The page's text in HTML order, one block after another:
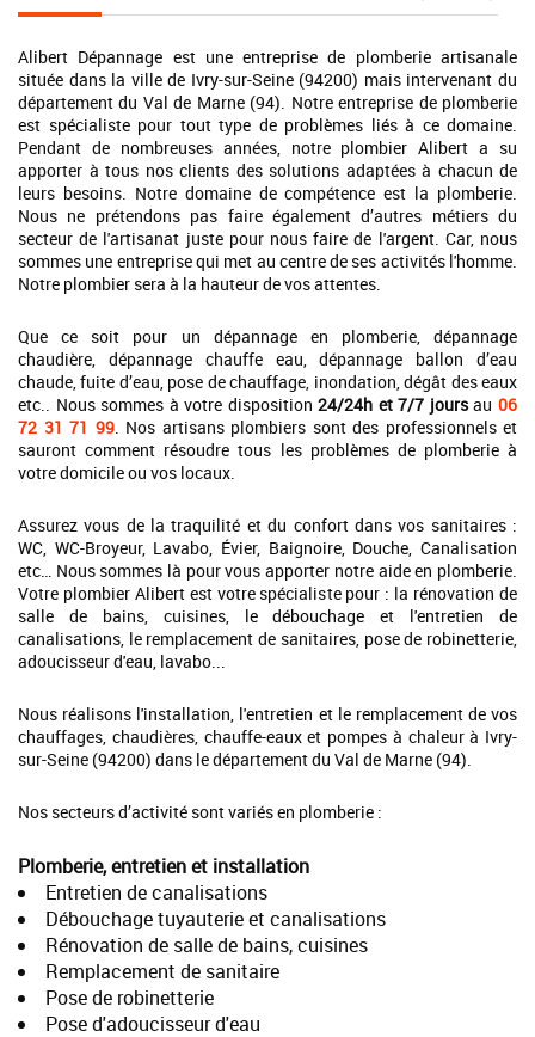
Alibert Dépannage est une entreprise de plomberie artisanale
située dans la ville de Ivry-sur-Seine (94200) mais intervenant du
département du Val de Marne (94). Notre entreprise de plomberie
est spécialiste pour tout type de problèmes liés à ce domaine.
Pendant de nombreuses années, notre plombier Alibert a su
apporter à tous nos clients des solutions adaptées à chacun de
leurs besoins. Notre domaine de compétence est la plomberie.
Nous ne prétendons pas faire également d’autres métiers du
secteur de l'artisanat juste pour nous faire de l'argent. Car, nous
sommes une entreprise qui met au centre de ses activités l'homme.
Notre plombier sera à la hauteur de vos attentes.
Que ce soit pour un dépannage en plomberie, dépannage
chaudière, dépannage chauffe eau, dépannage ballon d’eau
chaude, fuite d’eau, pose de chauffage, inondation, dégât des eaux
etc.. Nous sommes à votre disposition24/24h et 7/7 joursau06
72 31 71 99. Nos artisans plombiers sont des professionnels et
sauront comment résoudre tous les problèmes de plomberie à
votre domicile ou vos locaux.
Assurez vous de la traquilité et du confort dans vos sanitaires :
WC, WC-Broyeur, Lavabo, Évier, Baignoire, Douche, Canalisation
etc… Nous sommes là pour vous apporter notre aide en plomberie.
Votre plombier Alibert est votre spécialiste pour : la rénovation de
salle de bains, cuisines, le débouchage et l'entretien de
canalisations, le remplacement de sanitaires, pose de robinetterie,
adoucisseur d'eau, lavabo...
Nous réalisons l'installation, l'entretien et le remplacement de vos
chauffages, chaudières, chauffe-eaux et pompes à chaleur à Ivry-
sur-Seine (94200) dans le département du Val de Marne (94).
Nos secteurs d’activité sont variés en plomberie :
Plomberie, entretien et installation
Entretien de canalisations
Débouchage tuyauterie et canalisations
Rénovation de salle de bains, cuisines
Remplacement de sanitaire
Pose de robinetterie
Pose d'adoucisseur d'eau